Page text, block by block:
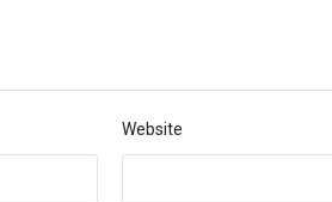
Website